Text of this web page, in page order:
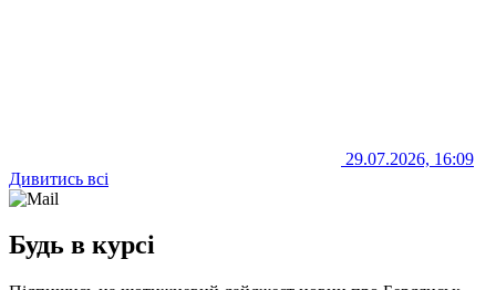
29.07.2026, 16:09
Дивитись всі
Будь в курсі